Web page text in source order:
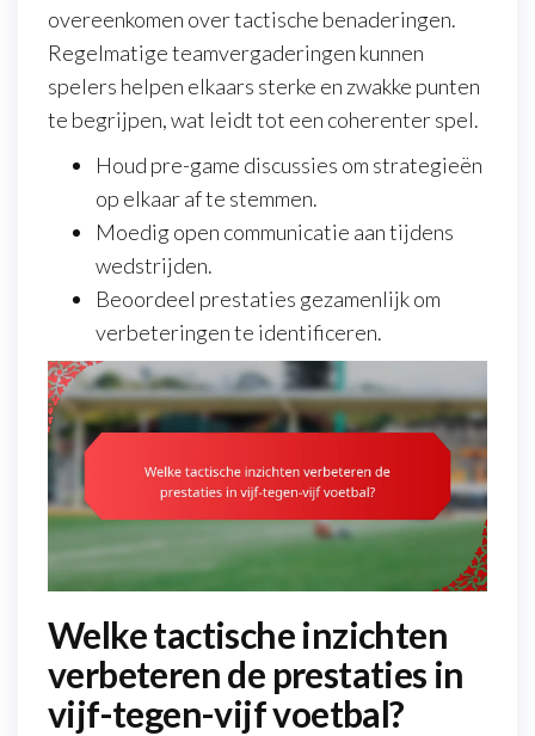
overeenkomen over tactische benaderingen.
Regelmatige teamvergaderingen kunnen
spelers helpen elkaars sterke en zwakke punten
te begrijpen, wat leidt tot een coherenter spel.
Houd pre-game discussies om strategieën
op elkaar af te stemmen.
Moedig open communicatie aan tijdens
wedstrijden.
Beoordeel prestaties gezamenlijk om
verbeteringen te identificeren.
Welke tactische inzichten
verbeteren de prestaties in
vijf-tegen-vijf voetbal?